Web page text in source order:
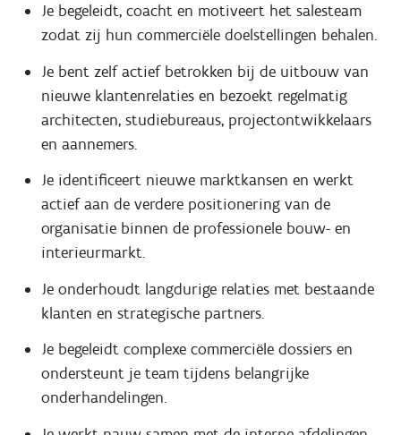
Je begeleidt, coacht en motiveert het salesteam
zodat zij hun commerciële doelstellingen behalen.
Je bent zelf actief betrokken bij de uitbouw van
nieuwe klantenrelaties en bezoekt regelmatig
architecten, studiebureaus, projectontwikkelaars
en aannemers.
Je identificeert nieuwe marktkansen en werkt
actief aan de verdere positionering van de
organisatie binnen de professionele bouw- en
interieurmarkt.
Je onderhoudt langdurige relaties met bestaande
klanten en strategische partners.
Je begeleidt complexe commerciële dossiers en
ondersteunt je team tijdens belangrijke
onderhandelingen.